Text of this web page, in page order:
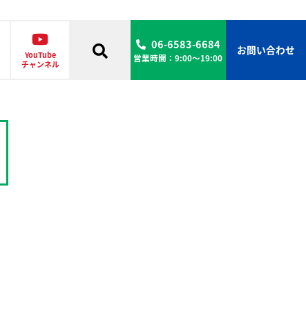
YouTube
チャンネル
06-6583-6684
営業時間：9:00〜19:00
お問い合わせ